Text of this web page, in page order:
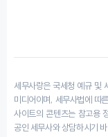
세무사랑은 국세청 예규 및
미디어이며, 세무사법에 따
사이트의 콘텐츠는 참고용
공인 세무사와 상담하시기